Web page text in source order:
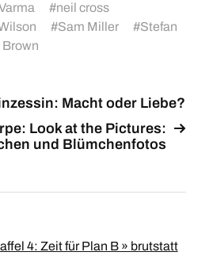
#neil cross
#Sam Miller #Stefan
Brown
Macht oder Liebe?
Look at the Pictures:
und Blümchenfotos
4: Zeit für Plan B » brutstatt